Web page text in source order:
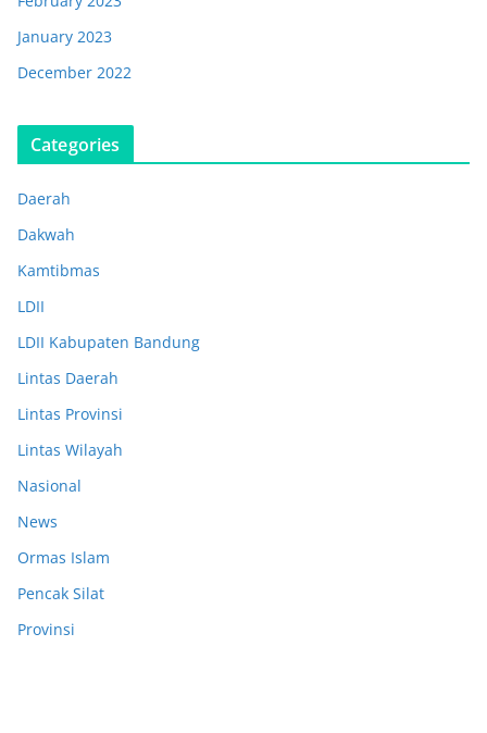
January 2023
December 2022
Categories
Daerah
Dakwah
Kamtibmas
LDII
LDII Kabupaten Bandung
Lintas Daerah
Lintas Provinsi
Lintas Wilayah
Nasional
News
Ormas Islam
Pencak Silat
Provinsi